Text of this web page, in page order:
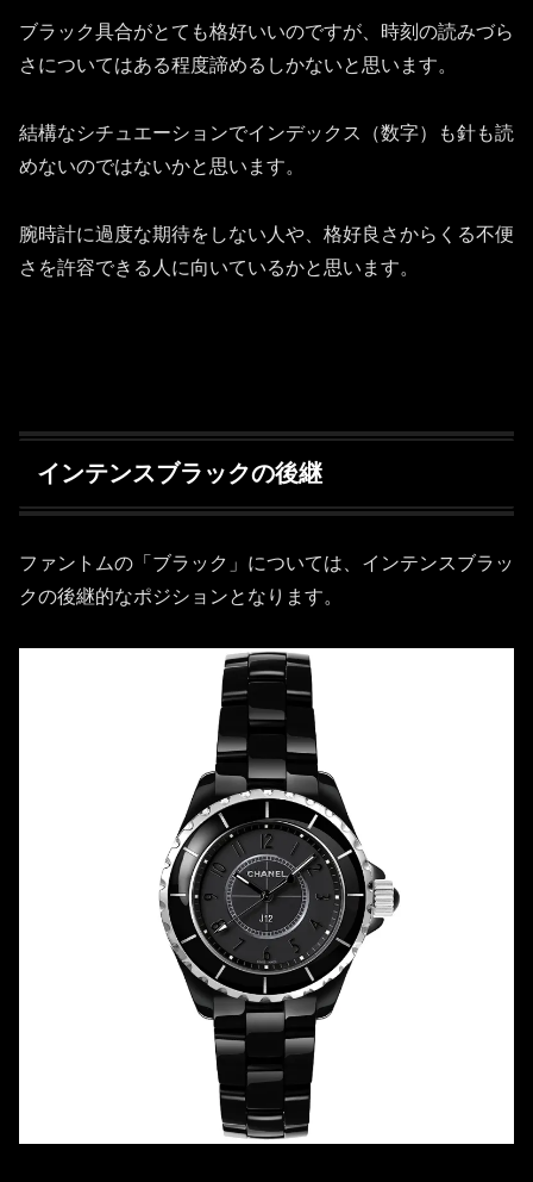
ブラック具合がとても格好いいのですが、時刻の読みづら
さについてはある程度諦めるしかないと思います。
結構なシチュエーションでインデックス（数字）も針も読
めないのではないかと思います。
腕時計に過度な期待をしない人や、格好良さからくる不便
さを許容できる人に向いているかと思います。
インテンスブラックの後継
ファントムの「ブラック」については、インテンスブラッ
クの後継的なポジションとなります。